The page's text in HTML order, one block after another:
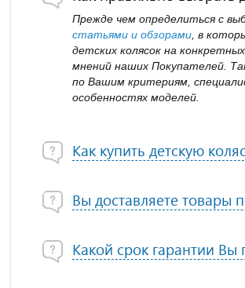
Прежде чем определиться с
статьями и обзорами , в
детских колясок на
мнений наших Покупателей.
по Вашим критериям,
особенностях моделей.
Как купить детскую
Вы доставляете товары
Какой срок гарантии Вы